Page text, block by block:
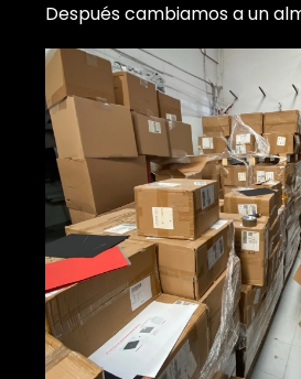
Después cambiamos a un